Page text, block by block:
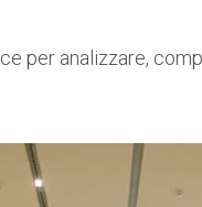
per analizzare,